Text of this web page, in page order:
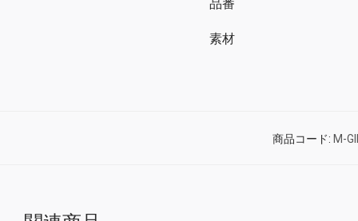
品番
素材
商品コード: M-